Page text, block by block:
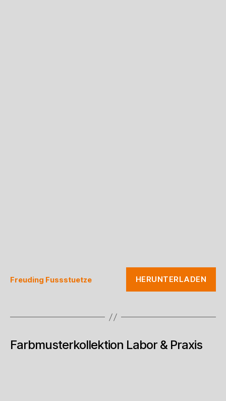
Freuding Fussstuetze HERUNTERLADEN
Farbmusterkollektion Labor & Praxis